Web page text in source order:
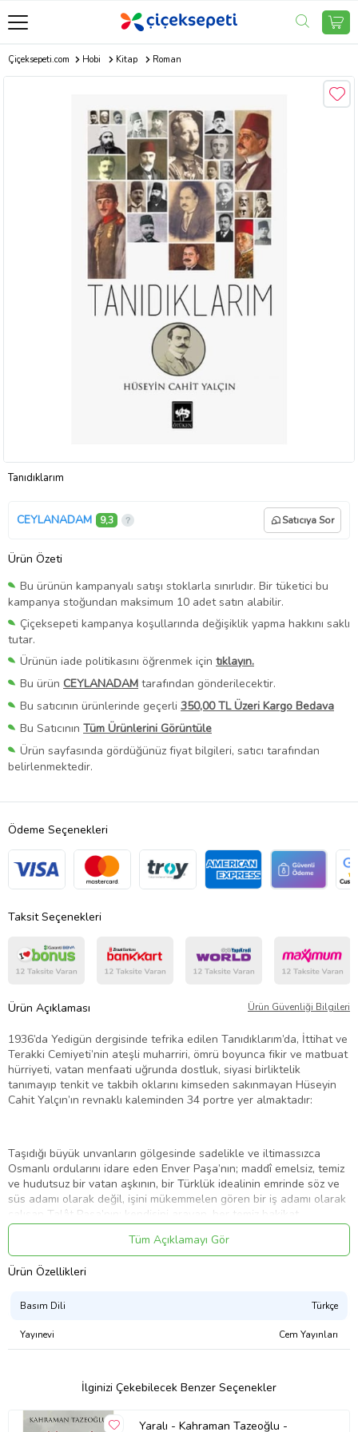
Çiçeksepeti.com Hobi Kitap Roman
Tanıdıklarım
CEYLANADAM 9,3 Satıcıya Sor
Ürün Özeti
Bu ürünün kampanyalı satışı stoklarla sınırlıdır. Bir tüketici bu
kampanya stoğundan maksimum 10 adet satın alabilir.
Çiçeksepeti kampanya koşullarında değişiklik yapma hakkını saklı
tutar.
Ürünün iade politikasını öğrenmek için tıklayın.
Bu ürün CEYLANADAM tarafından gönderilecektir.
Bu satıcının ürünlerinde geçerli 350,00 TL Üzeri Kargo Bedava
Bu Satıcının Tüm Ürünlerini Görüntüle
Ürün sayfasında gördüğünüz fiyat bilgileri, satıcı tarafından
belirlenmektedir.
Ödeme Seçenekleri
Taksit Seçenekleri
Ürün Açıklaması Ürün Güvenliği Bilgileri
1936’da Yedigün dergisinde tefrika edilen Tanıdıklarım’da, İttihat ve
Terakki Cemiyeti’nin ateşli muharriri, ömrü boyunca fikir ve matbuat
hürriyeti, vatan menfaati uğrunda dostluk, siyasi birliktelik
tanımayıp tenkit ve takbih oklarını kimseden sakınmayan Hüseyin
Cahit Yalçın’ın revnaklı kaleminden 34 portre yer almaktadır:
Taşıdığı büyük unvanların gölgesinde sadelikle ve iltimassızca
Osmanlı ordularını idare eden Enver Paşa’nın; maddî emelsiz, temiz
ve hudutsuz bir vatan aşkının, bir Türklük idealinin emrinde söz ve
süs adamı olarak değil, işini mükemmelen gören bir iş adamı olarak
çalışan Talât Paşa’nın; kendisini arayan, her temiz hakikat
membaından kana kana içmek için dolaşan bir seyyah ve bağlı
kaldığı Türklük hedefinden gözlerini hiç ayırmayan bir ülkücü olarak
Ziya Gökalp’ın;ferdiyet ve hürriyet tutkunu, açık, entrikasız ve
idealist insan meziyetlerinin sahibi Ahmet Ağaoğlu’nun;
okuyarak kurtulan seyyah-ı âlem, neşeli ve cevval serseri
havasıyla kaynaşamayan aristokrat ruhlu ve mizaçlı, teşrifat
düşkünü, bununla beraber Osmanlı İmparatorluğu çökerken Mısırlı
Sait Halim Paşa’nın; bütün emellerini fikrinin ve idealinin
gerçekleşmesinde toplayan, tehcirdeki rolü sebebiyle şark
vilayetlerinde heykeli dikilmesi gereken hararetli, samimi ve
feragatli Bahattin Şakir’in; hürriyeti ve Türkçülüğü en yüksek iman
Tüm Açıklamayı Gör
Ürün Özellikleri
Basım Dili Türkçe
Yayınevi Cem Yayınları
İlginizi Çekebilecek Benzer Seçenekler
Yaralı - Kahraman Tazeoğlu -